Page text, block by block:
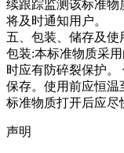
续跟踪监测该标准物
将及时通知用户。
五、包装、储存及使
包装:本标准物质采
时应有防碎裂保护
保存。使用前应恒
标准物质打开后应尽
声明